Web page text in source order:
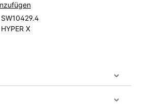
SW10429.4
HYPER X